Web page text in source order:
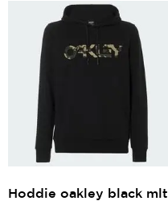
Hoddie oakley black mlt